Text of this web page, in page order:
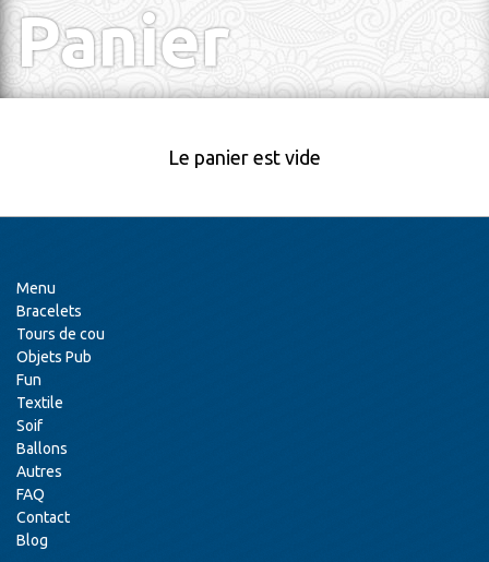
Panier
Le panier est vide
Menu
Bracelets
Tours de cou
Objets Pub
Fun
Textile
Soif
Ballons
Autres
FAQ
Contact
Blog